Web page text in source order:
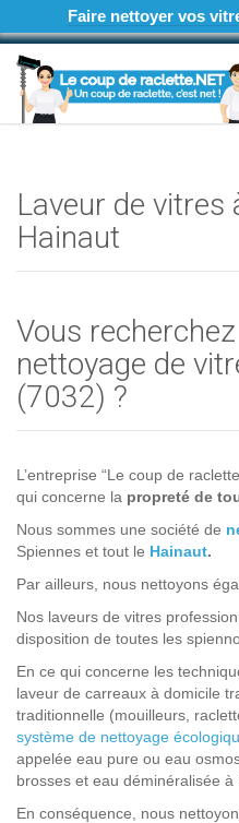
Faire nettoyer vos
Laveur de vitres
Hainaut
Vous
nettoyage de
(7032) ?
L’entreprise “Le coup de
qui concerne la propreté de
Nous sommes une société de
Spiennes et tout le Hainaut.
Par ailleurs, nous nettoyons
Nos laveurs de vitres
disposition de toutes les
En ce qui concerne les
laveur de carreaux à domicile
traditionnelle (mouilleurs,
système de nettoyage
appelée eau pure ou eau
brosses et eau déminéralisée à
En conséquence, nous